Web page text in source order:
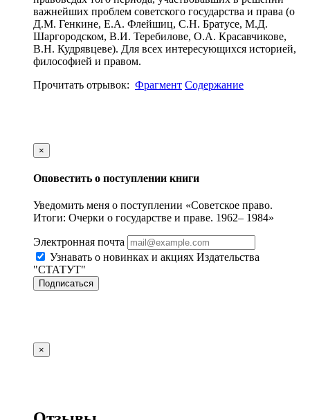
важнейших проблем советского государства и права (о
Д.М. Генкине, Е.А. Флейшиц, С.Н. Братусе, М.Д.
Шаргородском, В.И. Теребилове, О.А. Красавчикове,
В.Н. Кудрявцеве). Для всех интересующихся историей,
философией и правом.
Прочитать отрывок: Фрагмент Содержание
×
Оповестить о поступлении книги
Уведомить меня о поступлении «Советское право.
Итоги: Очерки о государстве и праве. 1962– 1984»
Электронная почта
Узнавать о новинках и акциях Издательства
"СТАТУТ"
Подписаться
×